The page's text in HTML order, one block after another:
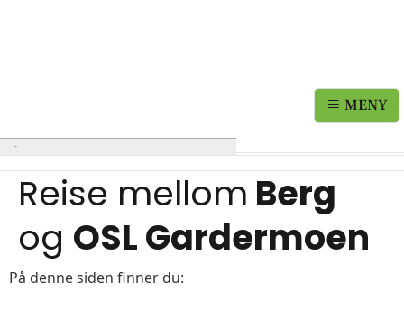
MENY
Reise mellom Berg
og OSL Gardermoen
På denne siden finner du: